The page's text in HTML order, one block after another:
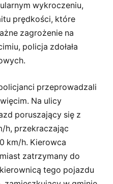
wykroczeniu,
prędkości, które
zagrożenie na
policja zdołała
przeprowadzali
Na ulicy
poruszający się z
h, przekraczając
km/h. Kierowca
zatrzymany do
tego pojazdu